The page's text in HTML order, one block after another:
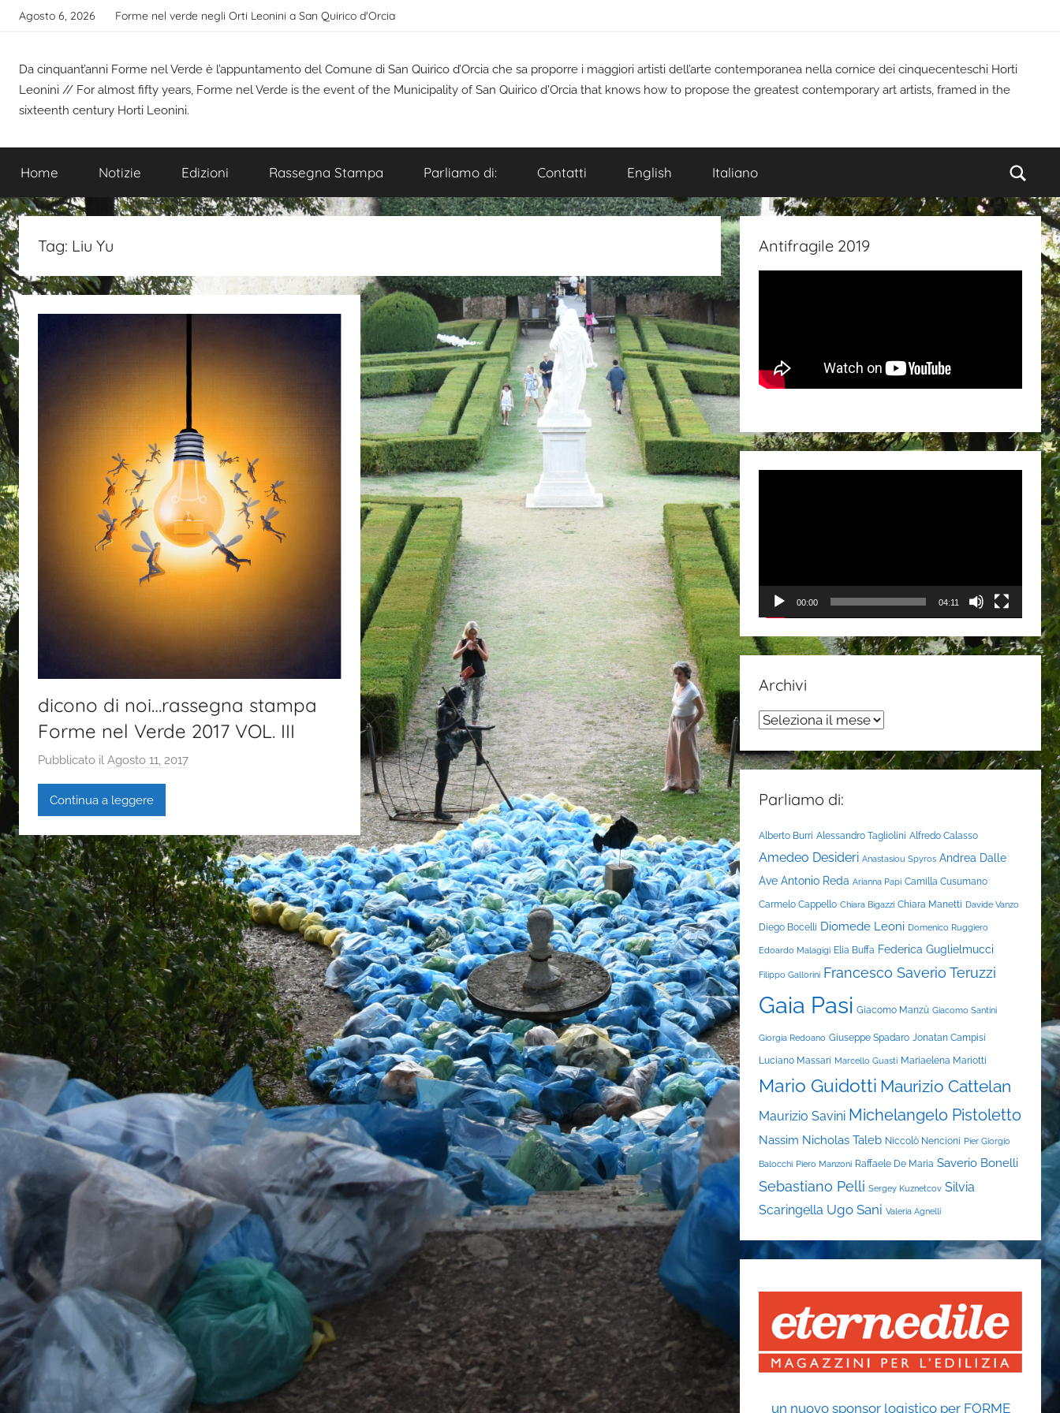
SaltaAgosto 6, 2026 Forme nel verde negli Orti Leonini a San Quirico d'Orcia
Da cinquant’anni Forme nel Verde è l’appuntamento del Comune di San Quirico d’Orcia che sa proporre i maggiori artisti dell’arte contemporanea nella cornice dei cinquecenteschi Horti
Leonini // For almost fifty years, Forme nel Verde is the event of the Municipality of San Quirico d'Orcia that knows how to propose the greatest contemporary art artists, framed in the
sixteenth century Horti Leonini.
Home Notizie Edizioni Rassegna Stampa Parliamo di: Contatti English Italiano
Tag: Liu Yu
dicono di noi…rassegna stampa
Forme nel Verde 2017 VOL. III
Pubblicato il Agosto 11, 2017
i
a
P
a
s
i
Continua a leggere
Antifragile 2019
00:00 04:11
Archivi
Archivi
Parliamo di:
Alberto Burri Alessandro Tagliolini Alfredo Calasso
Amedeo Desideri Anastasiou Spyros Andrea Dalle
Ave Antonio Reda Arianna Papi Camilla Cusumano
Carmelo Cappello Chiara Bigazzi Chiara Manetti Davide Vanzo
Diego Bocelli Diomede Leoni Domenico Ruggiero
Edoardo Malagigi Elia Buffa Federica Guglielmucci
Filippo Gallorini Francesco Saverio Teruzzi
Gaia Pasi Giacomo Manzù Giacomo Santini
Giorgia Redoano Giuseppe Spadaro Jonatan Campisi
Luciano Massari Marcello Guasti Mariaelena Mariotti
Mario Guidotti Maurizio Cattelan
Maurizio Savini Michelangelo Pistoletto
Nassim Nicholas Taleb Niccolò Nencioni Pier Giorgio
Balocchi Piero Manzoni Raffaele De Maria Saverio Bonelli
Sebastiano Pelli Sergey Kuznetcov Silvia
Scaringella Ugo Sani Valeria Agnelli
un nuovo sponsor logistico per FORME